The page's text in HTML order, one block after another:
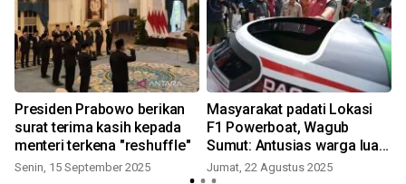
Presiden Prabowo berikan
surat terima kasih kepada
menteri terkena "reshuffle"
Senin, 15 September 2025
Masyarakat padati Lokasi
F1 Powerboat, Wagub
Sumut: Antusias warga luar
biasa
Jumat, 22 Agustus 2025